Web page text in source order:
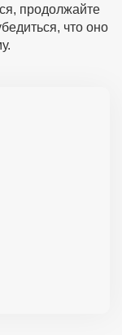
продолжайте
что оно